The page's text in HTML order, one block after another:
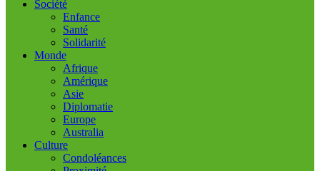
Société
Enfance
Santé
Solidarité
Monde
Afrique
Amérique
Asie
Diplomatie
Europe
Australia
Culture
Condoléances